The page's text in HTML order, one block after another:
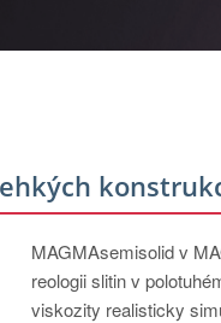
MAGMAsemisolid v
reologii slitin v
viskozity realisticky